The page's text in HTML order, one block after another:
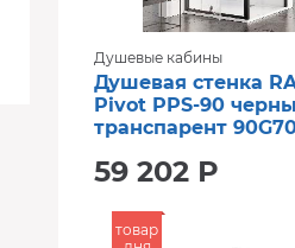
Душевые кабины
Душевая стенка
Pivot PPS-90
транспарент
59 202 Р
товар